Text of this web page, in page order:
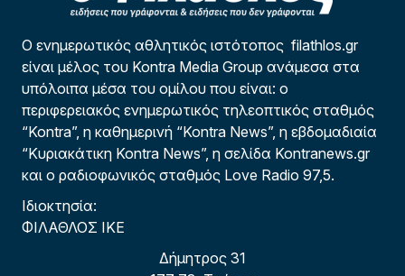
Ο ενημερωτικός αθλητικός ιστότοπος filathlos.gr
είναι μέλος του Kontra Media Group ανάμεσα στα
υπόλοιπα μέσα του ομίλου που είναι: ο
περιφερειακός ενημερωτικός τηλεοπτικός σταθμός
“Kontra”, η καθημερινή “Kontra News”, η εβδομαδιαία
“Κυριακάτικη Kontra News”, η σελίδα Kontranews.gr
και ο ραδιοφωνικός σταθμός Love Radio 97,5.
Ιδιοκτησία:
ΦΙΛΑΘΛΟΣ ΙΚΕ
Δήμητρος 31